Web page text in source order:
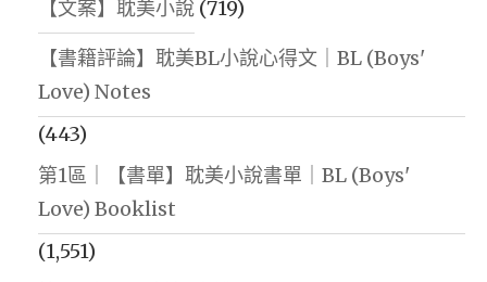
【文案】耽美小說 (719)
【書籍評論】耽美BL小說心得文｜BL (Boys'
Love) Notes
(443)
第1區｜【書單】耽美小說書單｜BL (Boys'
Love) Booklist
(1,551)